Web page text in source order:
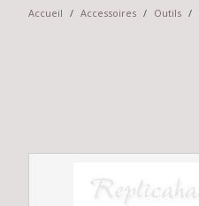
Accueil / Accessoires / Outils /